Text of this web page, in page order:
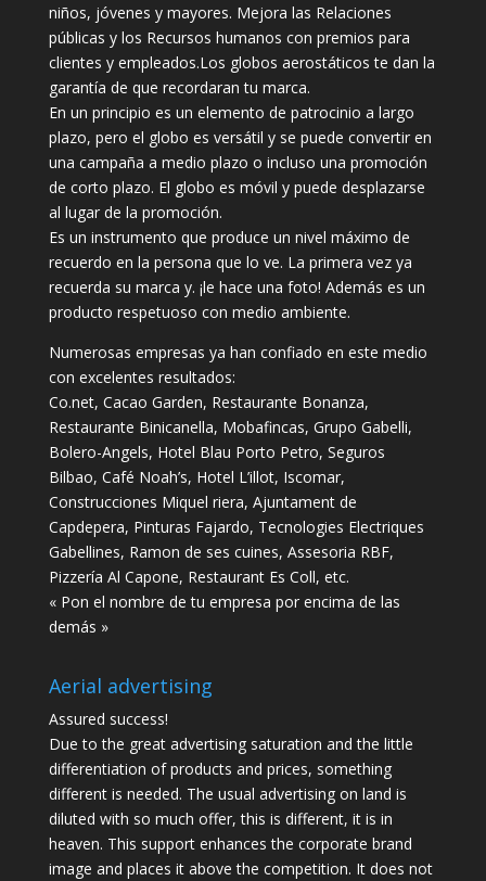
niños, jóvenes y mayores. Mejora las Relaciones
públicas y los Recursos humanos con premios para
clientes y empleados.Los globos aerostáticos te dan la
garantía de que recordaran tu marca.
En un principio es un elemento de patrocinio a largo
plazo, pero el globo es versátil y se puede convertir en
una campaña a medio plazo o incluso una promoción
de corto plazo. El globo es móvil y puede desplazarse
al lugar de la promoción.
Es un instrumento que produce un nivel máximo de
recuerdo en la persona que lo ve. La primera vez ya
recuerda su marca y. ¡le hace una foto! Además es un
producto respetuoso con medio ambiente.
Numerosas empresas ya han confiado en este medio
con excelentes resultados:
Co.net, Cacao Garden, Restaurante Bonanza,
Restaurante Binicanella, Mobafincas, Grupo Gabelli,
Bolero-Angels, Hotel Blau Porto Petro, Seguros
Bilbao, Café Noah’s, Hotel L’illot, Iscomar,
Construcciones Miquel riera, Ajuntament de
Capdepera, Pinturas Fajardo, Tecnologies Electriques
Gabellines, Ramon de ses cuines, Assesoria RBF,
Pizzería Al Capone, Restaurant Es Coll, etc.
« Pon el nombre de tu empresa por encima de las
demás »
Aerial advertising
Assured success!
Due to the great advertising saturation and the little
differentiation of products and prices, something
different is needed. The usual advertising on land is
diluted with so much offer, this is different, it is in
heaven. This support enhances the corporate brand
image and places it above the competition. It does not